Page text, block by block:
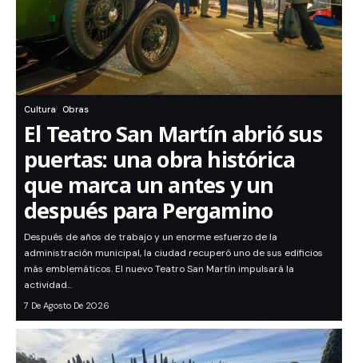
Cultura Obras
El Teatro San Martín abrió sus
puertas: una obra histórica
que marca un antes y un
después para Pergamino
Después de años de trabajo y un enorme esfuerzo de la
administración municipal, la ciudad recuperó uno de sus edificios
más emblemáticos. El nuevo Teatro San Martín impulsará la
actividad…
7 De Agosto De 2026